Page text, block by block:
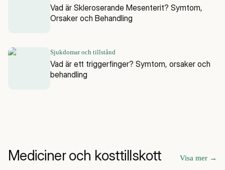
Vad är Skleroserande Mesenterit? Symtom,
Orsaker och Behandling
Sjukdomar och tillstånd
Vad är ett triggerfinger? Symtom, orsaker och
behandling
Mediciner och kosttillskott Visa mer →